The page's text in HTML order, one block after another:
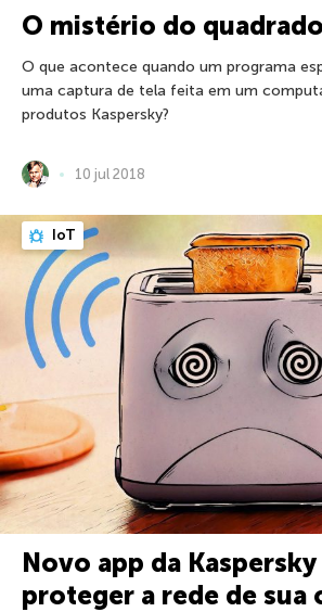
O mistério do
O que acontece quando um programa
uma captura de tela feita em um
produtos Kaspersky?
10 jul 2018
IoT
Novo app da
proteger a rede de sua